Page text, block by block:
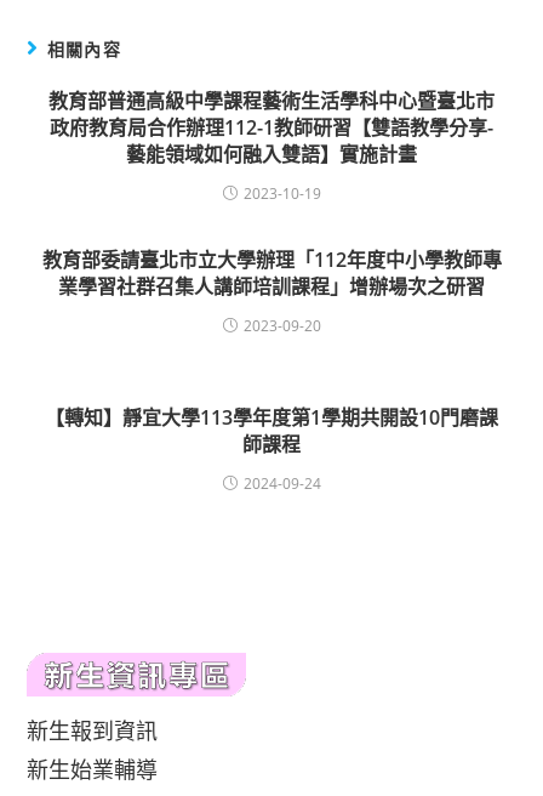
相關內容
教育部普通高級中學課程藝術生活學科中心暨臺北市
政府教育局合作辦理112-1教師研習【雙語教學分享-
藝能領域如何融入雙語】實施計畫
2023-10-19
教育部委請臺北市立大學辦理「112年度中小學教師專
業學習社群召集人講師培訓課程」增辦場次之研習
2023-09-20
【轉知】靜宜大學113學年度第1學期共開設10門磨課
師課程
2024-09-24
新生報到資訊
新生始業輔導